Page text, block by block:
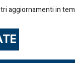
aggiornamenti in